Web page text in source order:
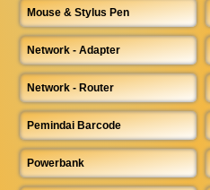
Mouse & Stylus Pen
Network - Adapter
Network - Router
Pemindai Barcode
Powerbank